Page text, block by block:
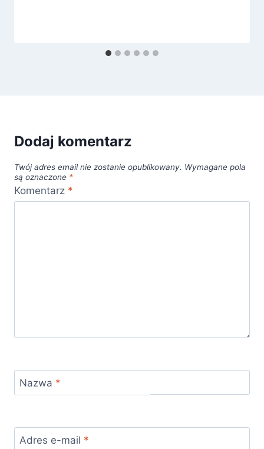
Dodaj komentarz
Twój adres email nie zostanie opublikowany. Wymagane pola
są oznaczone *
Komentarz *
Nazwa *
Adres e-mail *